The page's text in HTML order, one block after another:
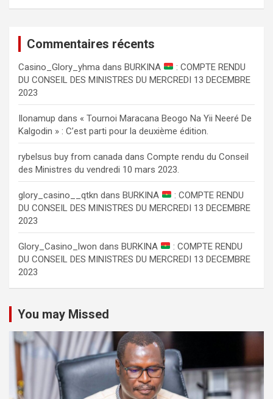
Commentaires récents
Сasino_Glory_yhma dans BURKINA
: COMPTE RENDU
DU CONSEIL DES MINISTRES DU MERCREDI 13 DECEMBRE
2023
Ilonamup dans « Tournoi Maracana Beogo Na Yii Neeré De
Kalgodin » : C’est parti pour la deuxième édition.
rybelsus buy from canada dans Compte rendu du Conseil
des Ministres du vendredi 10 mars 2023.
glory_casino__qtkn dans BURKINA
: COMPTE RENDU
DU CONSEIL DES MINISTRES DU MERCREDI 13 DECEMBRE
2023
Glory_Casino_lwon dans BURKINA
: COMPTE RENDU
DU CONSEIL DES MINISTRES DU MERCREDI 13 DECEMBRE
2023
You may Missed